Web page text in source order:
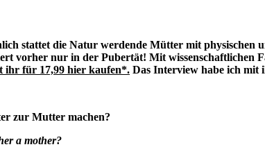
stattet die Natur werdende Mütter mit
vorher nur in der Pubertät! Mit
ihr für 17,99 hier kaufen*. Das Interview habe ich mit
zur Mutter machen?
a mother?